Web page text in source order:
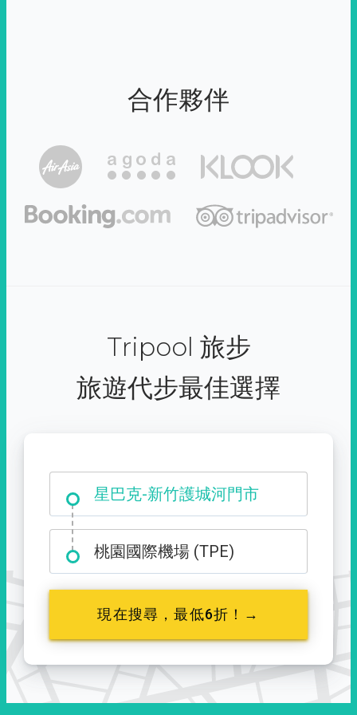
合作夥伴
Tripool 旅步
旅遊代步最佳選擇
星巴克-新竹護城河門市
大霸尖山登山口
桃園國際機場 (TPE)
現在搜尋，最低6折！→